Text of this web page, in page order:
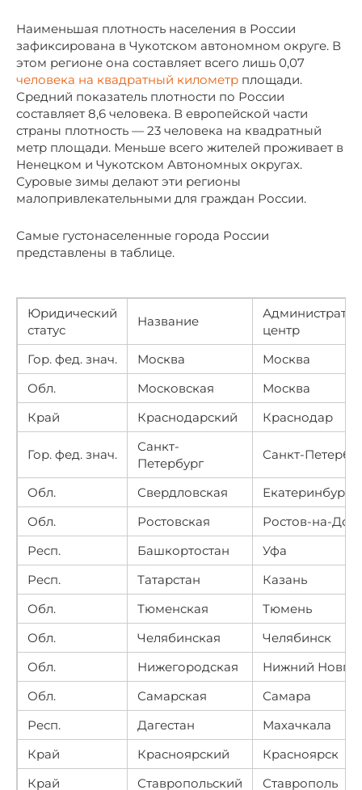
Наименьшая плотность населения в России
зафиксирована в Чукотском автономном округе. В
этом регионе она составляет всего лишь 0,07
человека на квадратный километр площади.
Средний показатель плотности по России
составляет 8,6 человека. В европейской части
страны плотность — 23 человека на квадратный
метр площади. Меньше всего жителей проживает в
Ненецком и Чукотском Автономных округах.
Суровые зимы делают эти регионы
малопривлекательными для граждан России.
Самые густонаселенные города России
представлены в таблице.
Юридический
статус
Название
центр
Гор. фед. знач.
Москва
Москва
Обл.
Московская
Москва
Край
Краснодарский Краснодар
Гор. фед. знач.
Санкт-
Петербург
Санкт-
Обл. Свердловская
Екатеринбург
Обл.
Ростовская
Ростов-на-
Респ.
Башкортостан
Уфа
Респ.
Татарстан
Казань
Обл.
Тюменская
Тюмень
Обл.
Челябинская
Челябинск
Обл.
Нижегородская
Нижний
Обл.
Самарская
Самара
Респ.
Дагестан
Махачкала
Край
Красноярский
Красноярск
Край
Ставропольский
Ставрополь